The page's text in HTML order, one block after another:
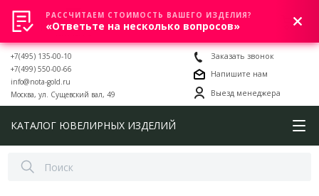
0
+7(495) 135-00-10
+7(499) 550-00-66
info@nota-gold.ru
Москва, ул. Сущевский вал, 49
Заказать звонок
Напишите нам
Выезд менеджера
КАТАЛОГ ЮВЕЛИРНЫХ ИЗДЕЛИЙ
РАССЧИТАЕМ СТОИМОСТЬ ВАШЕГО ИЗДЕЛИЯ?
«Ответьте на несколько вопросов»